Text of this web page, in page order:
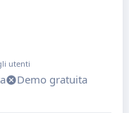
utenti
Demo gratuita